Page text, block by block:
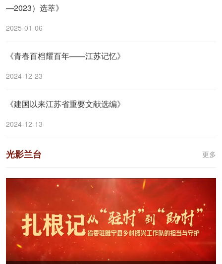
—2023）选萃》
2025-01-06
《青春百档耀百年——江苏记忆》
2024-12-23
《建国以来江苏省重要文献选编》
2024-12-13
光影兰台 更多